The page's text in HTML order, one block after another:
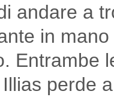
andare a
in mano
Entrambe
perde